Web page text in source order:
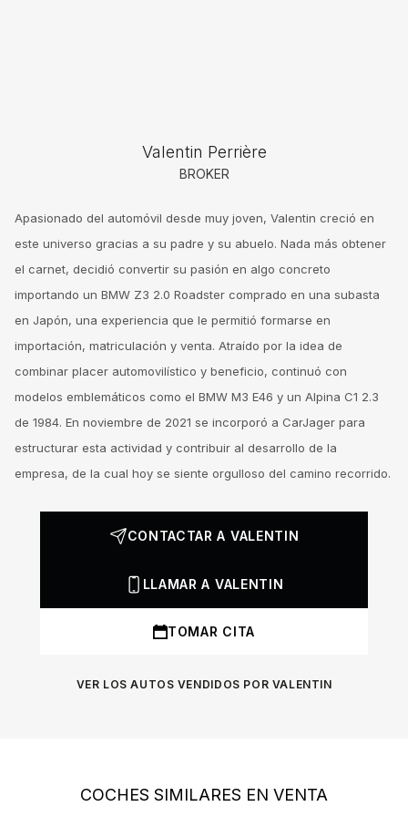
Valentin Perrière
BROKER
Apasionado del automóvil desde muy joven, Valentin creció en
este universo gracias a su padre y su abuelo. Nada más obtener
el carnet, decidió convertir su pasión en algo concreto
importando un BMW Z3 2.0 Roadster comprado en una subasta
en Japón, una experiencia que le permitió formarse en
importación, matriculación y venta. Atraído por la idea de
combinar placer automovilístico y beneficio, continuó con
modelos emblemáticos como el BMW M3 E46 y un Alpina C1 2.3
de 1984. En noviembre de 2021 se incorporó a CarJager para
estructurar esta actividad y contribuir al desarrollo de la
empresa, de la cual hoy se siente orgulloso del camino recorrido.
CONTACTAR A VALENTIN
LLAMAR A VALENTIN
TOMAR CITA
VER LOS AUTOS VENDIDOS POR VALENTIN
COCHES SIMILARES EN VENTA